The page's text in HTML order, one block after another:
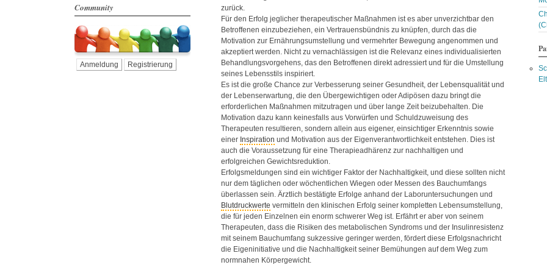
Community
Anmeldung Registrierung
zurück.
Für den Erfolg jeglicher therapeutischer Maßnahmen ist es aber unverzichtbar den
Betroffenen einzubeziehen, ein Vertrauensbündnis zu knüpfen, durch das die
Motivation zur Ernährungsumstellung und vermehrter Bewegung angenommen und
akzeptiert werden. Nicht zu vernachlässigen ist die Relevanz eines individualisierten
Behandlungsvorgehens, das den Betroffenen direkt adressiert und für die Umstellung
seines Lebensstils inspiriert.
Es ist die große Chance zur Verbesserung seiner Gesundheit, der Lebensqualität und
der Lebenserwartung, die den Übergewichtigen oder Adipösen dazu bringt die
erforderlichen Maßnahmen mitzutragen und über lange Zeit beizubehalten. Die
Motivation dazu kann keinesfalls aus Vorwürfen und Schuldzuweisung des
Therapeuten resultieren, sondern allein aus eigener, einsichtiger Erkenntnis sowie
einer Inspiration und Motivation aus der Eigenverantwortlichkeit entstehen. Dies ist
auch die Voraussetzung für eine Therapieadhärenz zur nachhaltigen und
erfolgreichen Gewichtsreduktion.
Erfolgsmeldungen sind ein wichtiger Faktor der Nachhaltigkeit, und diese sollten nicht
nur dem täglichen oder wöchentlichen Wiegen oder Messen des Bauchumfangs
überlassen sein. Ärztlich bestätigte Erfolge anhand der Laboruntersuchungen und
Blutdruckwerte vermitteln den klinischen Erfolg seiner kompletten Lebensumstellung,
die für jeden Einzelnen ein enorm schwerer Weg ist. Erfährt er aber von seinem
Therapeuten, dass die Risiken des metabolischen Syndroms und der Insulinresistenz
mit seinem Bauchumfang sukzessive geringer werden, fördert diese Erfolgsnachricht
die Eigeninitiative und die Nachhaltigkeit seiner Bemühungen auf dem Weg zum
normnahen Körpergewicht.